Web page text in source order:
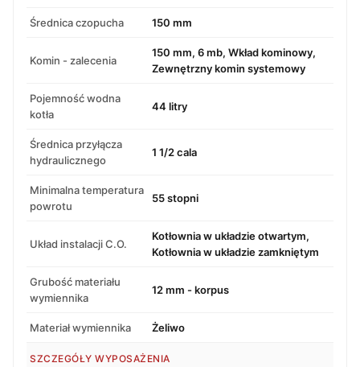
Średnica czopucha 150 mm
Komin - zalecenia
150 mm, 6 mb, Wkład kominowy,
Zewnętrzny komin systemowy
Pojemność wodna
kotła
44 litry
Średnica przyłącza
hydraulicznego
1 1/2 cala
Minimalna temperatura
powrotu
55 stopni
Układ instalacji C.O.
Kotłownia w układzie otwartym,
Kotłownia w układzie zamkniętym
Grubość materiału
wymiennika
12 mm - korpus
Materiał wymiennika Żeliwo
SZCZEGÓŁY WYPOSAŻENIA